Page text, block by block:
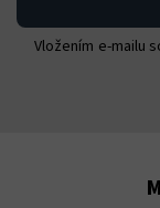
Vložením e-mailu